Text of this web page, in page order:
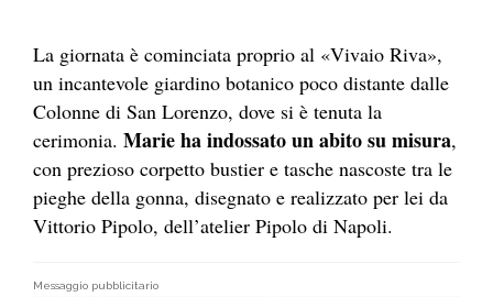
La giornata è cominciata proprio al «Vivaio Riva»,
un incantevole giardino botanico poco distante dalle
Colonne di San Lorenzo, dove si è tenuta la
cerimonia. Marie ha indossato un abito su misura,
con prezioso corpetto bustier e tasche nascoste tra le
pieghe della gonna, disegnato e realizzato per lei da
Vittorio Pipolo, dell’atelier Pipolo di Napoli.
Messaggio pubblicitario